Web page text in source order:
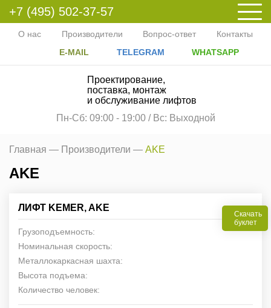
О нас Производители Вопрос-ответ
Контакты
E-MAIL
TELEGRAM WHATSAPP
Проектирование,
поставка, монтаж
и обслуживание лифтов
Пн-Сб: 09:00 - 19:00 / Вс: Выходной
+7 (495) 502-37-57
Главная — Производители — AKE
AKE
Скачать
буклет
ЛИФТ KEMER, AKE
Грузоподъемность:
Номинальная скорость:
Металлокаркасная шахта:
Высота подъема:
Количество человек: